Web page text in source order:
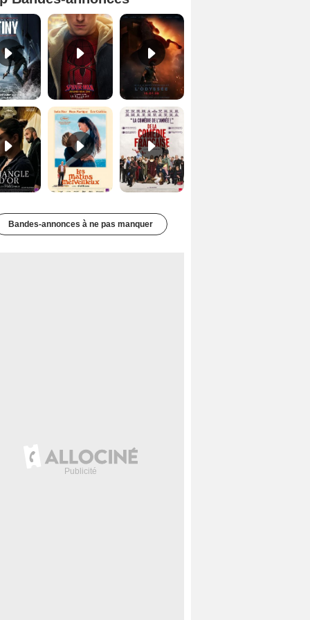
Mutiny Bande-annonce VO STFR Spider-Man: Brand New Day Bande-annonce VO STFR
Le Triangle d'or Bande-annonce VF De la Comédie-Française Teaser VF
Bandes-annonces à ne pas manquer